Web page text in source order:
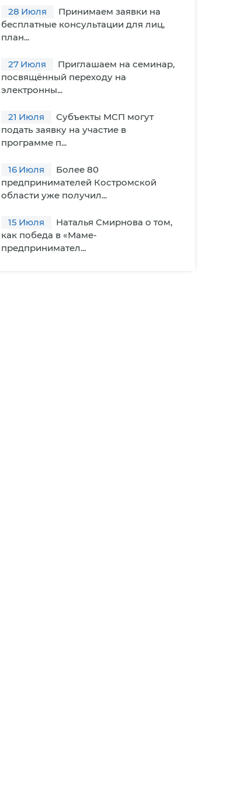
28 Июля
Принимаем заявки на
бесплатные консультации для лиц,
план...
27 Июля
Приглашаем на семинар,
посвящённый переходу на
электронны...
21 Июля
Субъекты МСП могут
подать заявку на участие в
программе п...
16 Июля
Более 80
предпринимателей Костромской
области уже получил...
15 Июля
Наталья Смирнова о том,
как победа в «Маме-
предпринимател...